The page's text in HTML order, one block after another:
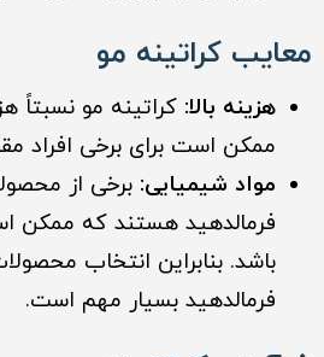
معایب کراتینه مو
هزینه بالا: کراتینه مو نسبتاً
ممکن است برای برخی افراد
مواد شیمیایی: برخی از
فرمالدهید هستند که ممکن
باشد. بنابراین انتخاب
فرمالدهید بسیار مهم است.